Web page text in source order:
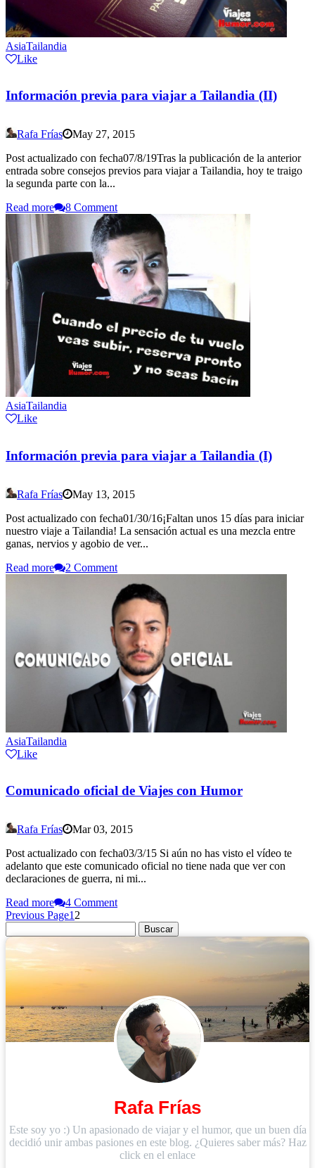
AsiaTailandia
Like
Información previa para viajar a Tailandia (II)
Rafa Frías
May 27, 2015
Post actualizado con fecha07/8/19Tras la publicación de la anterior
entrada sobre consejos previos para viajar a Tailandia, hoy te traigo
la segunda parte con la...
Read more
8 Comment
AsiaTailandia
Like
Información previa para viajar a Tailandia (I)
Rafa Frías
May 13, 2015
Post actualizado con fecha01/30/16¡Faltan unos 15 días para iniciar
nuestro viaje a Tailandia! La sensación actual es una mezcla entre
ganas, nervios y agobio de ver...
Read more
2 Comment
AsiaTailandia
Like
Comunicado oficial de Viajes con Humor
Rafa Frías
Mar 03, 2015
Post actualizado con fecha03/3/15 Si aún no has visto el vídeo te
adelanto que este comunicado oficial no tiene nada que ver con
declaraciones de guerra, ni mi...
Read more
4 Comment
Previous Page1 2
Rafa Frías
Este soy yo :) Un apasionado de viajar y el humor, que un buen día
decidió unir ambas pasiones en este blog. ¿Quieres saber más? Haz
click en el enlace